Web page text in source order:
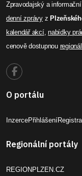
Zpravodajský a
denní zprávyz
kalendář akcí,nabídky
cenově dostupnou
O portálu
InzercePřihlášení
Regionální portály
REGIONPLZEN.CZ